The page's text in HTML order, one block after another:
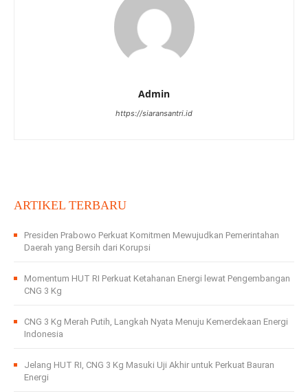
Admin
https://siaransantri.id
ARTIKEL TERBARU
Presiden Prabowo Perkuat Komitmen Mewujudkan Pemerintahan
Daerah yang Bersih dari Korupsi
Momentum HUT RI Perkuat Ketahanan Energi lewat Pengembangan
CNG 3 Kg
CNG 3 Kg Merah Putih, Langkah Nyata Menuju Kemerdekaan Energi
Indonesia
Jelang HUT RI, CNG 3 Kg Masuki Uji Akhir untuk Perkuat Bauran
Energi